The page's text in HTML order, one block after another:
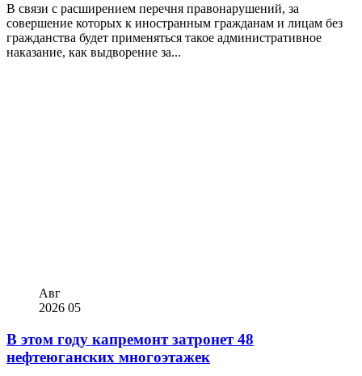
В связи с расширением перечня правонарушений, за
совершение которых к иностранным гражданам и лицам без
гражданства будет применяться такое административное
наказание, как выдворение за...
Авг
2026 05
В этом году капремонт затронет 48
нефтеюганских многоэтажек